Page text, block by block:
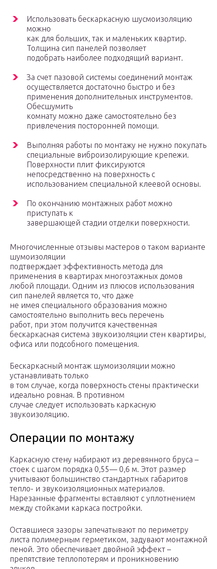
Использовать бескаркасную шусмоизоляцию
можно
как для больших, так и маленьких квартир.
Толщина сип панелей позволяет
подобрать наиболее подходящий вариант.
За счет пазовой системы соединений монтаж
осуществляется достаточно быстро и без
применения дополнительных инструментов.
Обесшумить
комнату можно даже самостоятельно без
привлечения посторонней помощи.
Выполняя работы по монтажу не нужно покупать
специальные виброизолирующие крепежи.
Поверхности плит фиксируются
непосредственно на поверхность с
использованием специальной клеевой основы.
По окончанию монтажных работ можно
приступать к
завершающей стадии отделки поверхности.
Многочисленные отзывы мастеров о таком варианте
шумоизоляции
подтверждает эффективность метода для
применения в квартирах многоэтажных домов
любой площади. Одним из плюсов использования
сип панелей является то, что даже
не имея специального образования можно
самостоятельно выполнить весь перечень
работ, при этом получится качественная
бескаркасная система звукоизоляции стен квартиры,
офиса или подсобного помещения.
Бескаркасный монтаж шумоизоляции можно
устанавливать только
в том случае, когда поверхность стены практически
идеально ровная. В противном
случае следует использовать каркасную
звукоизоляцию.
Операции по монтажу
Каркасную стену набирают из деревянного бруса –
стоек с шагом порядка 0,55— 0,6 м. Этот размер
учитывают большинство стандартных габаритов
тепло- и звукоизоляционных материалов.
Нарезанные фрагменты вставляют с уплотнением
между стойками каркаса постройки.
Оставшиеся зазоры запечатывают по периметру
листа полимерным герметиком, задувают монтажной
пеной. Это обеспечивает двойной эффект –
препятствие теплопотерям и проникновению